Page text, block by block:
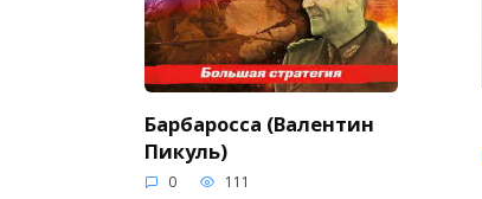
Барбаросса (Валентин
Пикуль)
0 111